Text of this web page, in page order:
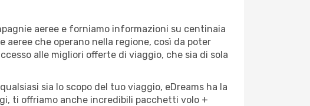
aeree e forniamo informazioni su centinaia
che operano nella regione, così da poter
alle migliori offerte di viaggio, che sia di sola
sia lo scopo del tuo viaggio, eDreams ha la
ti offriamo anche incredibili pacchetti volo +